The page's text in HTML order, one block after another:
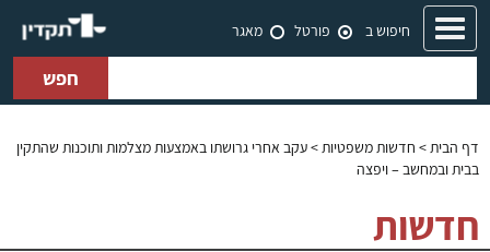
Toggle
navigation
חיפוש ב פורטל מאגר
חפש
דף הבית> חדשות משפטיות> עקב אחרי גרושתו באמצעות מצלמות ותוכנות שהתקין
בבית ובמחשב – ויפצה
חדשות